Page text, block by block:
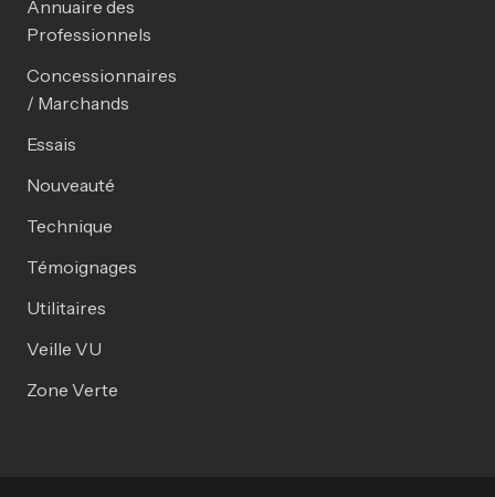
Annuaire des
Professionnels
Concessionnaires
/ Marchands
Essais
Nouveauté
Technique
Témoignages
Utilitaires
Veille VU
Zone Verte